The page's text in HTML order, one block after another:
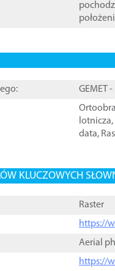
GEMET
lotnicza,
data,
KLUCZOWYCH
Raster
https://
Aerial
https://